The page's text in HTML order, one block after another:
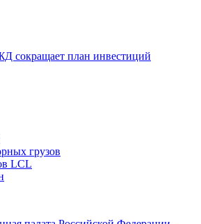
сокращает план инвестиций
грузов
LCL